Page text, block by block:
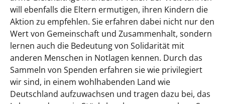
will ebenfalls die Eltern ermutigen, ihren Kindern die
Aktion zu empfehlen. Sie erfahren dabei nicht nur den
Wert von Gemeinschaft und Zusammenhalt, sondern
lernen auch die Bedeutung von Solidarität mit
anderen Menschen in Notlagen kennen. Durch das
Sammeln von Spenden erfahren sie wie privilegiert
wir sind, in einem wohlhabenden Land wie
Deutschland aufzuwachsen und tragen dazu bei, das